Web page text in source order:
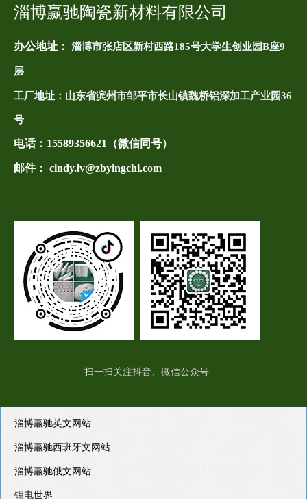
淄博赢驰陶瓷新材料有限公司
办公地址： 淄博市张店区新村西路185号大学生创业园B座9
层
工厂地址： 山东省滨州市邹平市长山镇魏桥铝深加工产业园36
号
电话： 15589356621（微信同号）
邮件： cindy.lv@zbyingchi.com
扫一扫关注抖音、微信公众号
淄博赢驰英文网站
淄博赢驰西班牙文网站
淄博赢驰俄文网站
锂电世界